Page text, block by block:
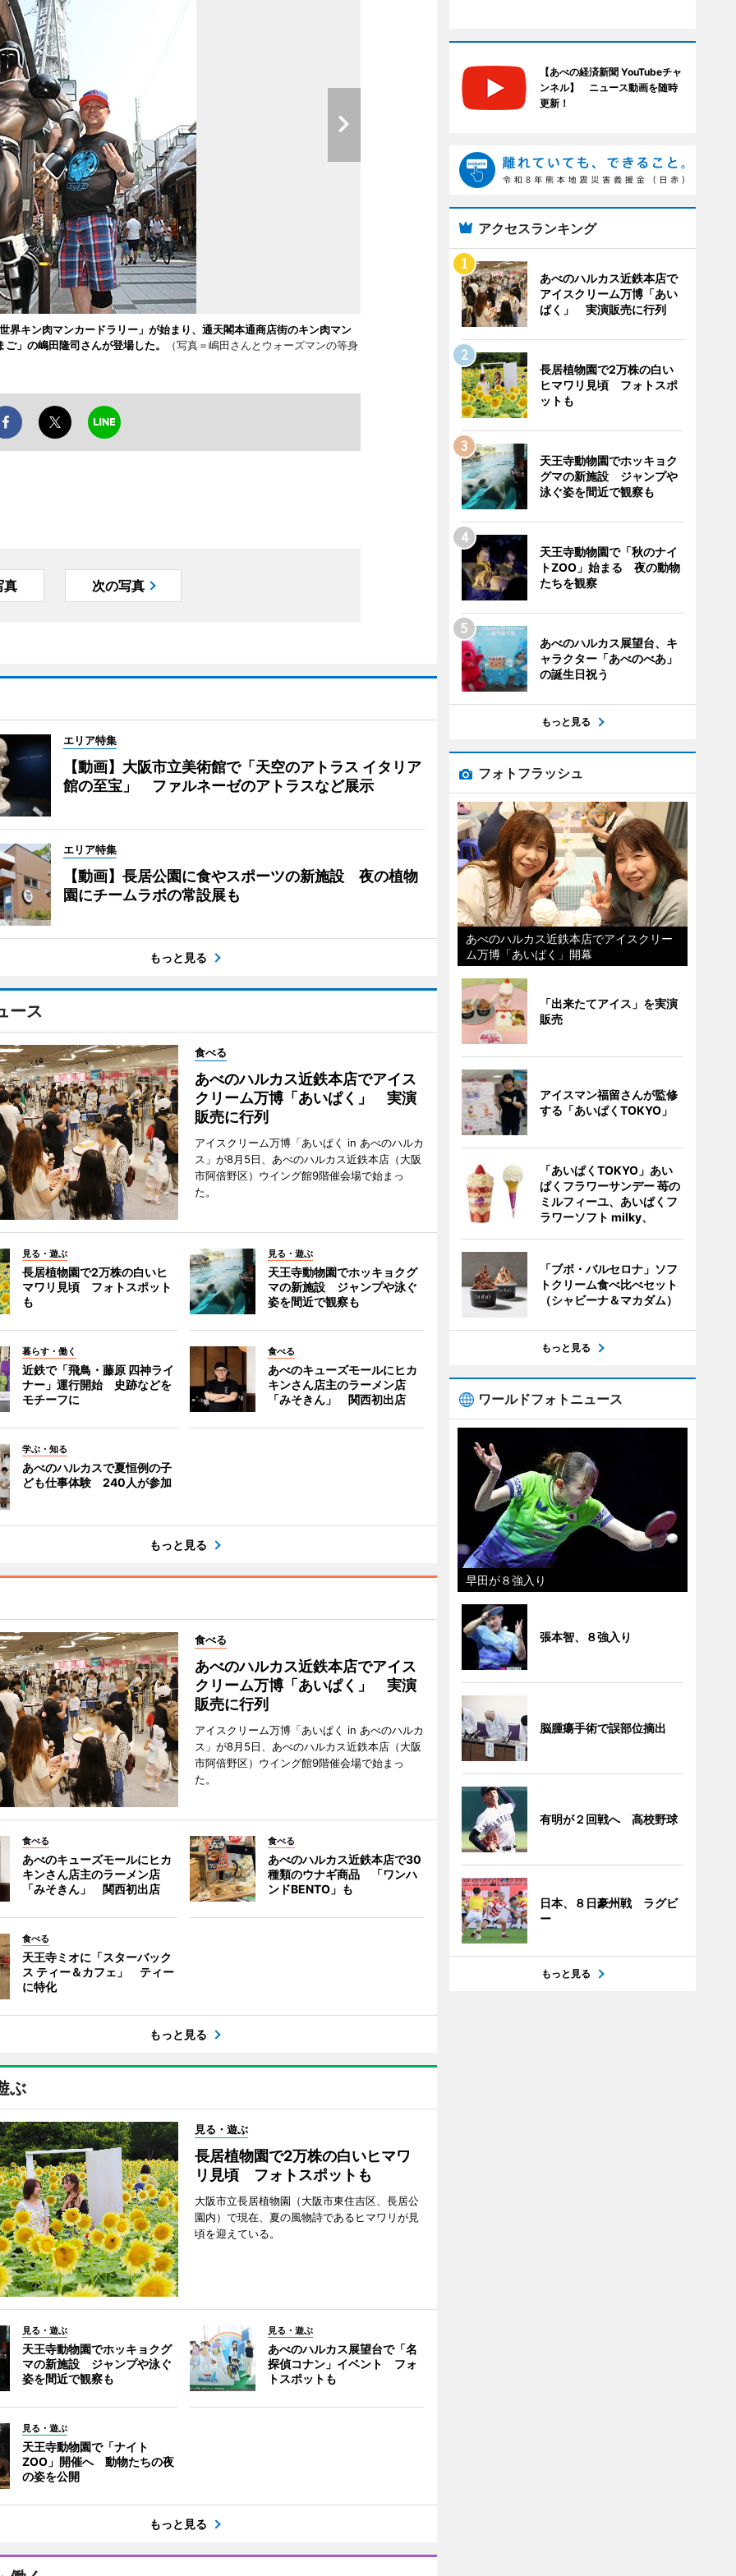
界キン肉マンカードラリー」が始まり、通天閣本通商店街のキン肉マン
」の嶋田隆司さんが登場した。
（写真＝嶋田さんとウォーズマンの等身
真 次の写真
エリア特集
【動画】大阪市立美術館で「天空のアトラス イタリア
館の至宝」 ファルネーゼのアトラスなど展示
エリア特集
【動画】長居公園に食やスポーツの新施設 夜の植物
園にチームラボの常設展も
もっと見る
ース
食べる
あべのハルカス近鉄本店でアイス
クリーム万博「あいぱく」 実演
販売に行列
アイスクリーム万博「あいぱく in あべのハルカ
ス」が8月5日、あべのハルカス近鉄本店（大阪
市阿倍野区）ウイング館9階催会場で始まっ
た。
見る・遊ぶ
長居植物園で2万株の白いヒ
マワリ見頃 フォトスポット
も
見る・遊ぶ
天王寺動物園でホッキョクグ
マの新施設 ジャンプや泳ぐ
姿を間近で観察も
暮らす・働く
近鉄で「飛鳥・藤原 四神ライ
ナー」運行開始 史跡などを
モチーフに
食べる
あべのキューズモールにヒカ
キンさん店主のラーメン店
「みそきん」 関西初出店
学ぶ・知る
あべのハルカスで夏恒例の子
ども仕事体験 240人が参加
もっと見る
食べる
あべのハルカス近鉄本店でアイス
クリーム万博「あいぱく」 実演
販売に行列
アイスクリーム万博「あいぱく in あべのハルカ
ス」が8月5日、あべのハルカス近鉄本店（大阪
市阿倍野区）ウイング館9階催会場で始まっ
た。
食べる
あべのキューズモールにヒカ
キンさん店主のラーメン店
「みそきん」 関西初出店
食べる
あべのハルカス近鉄本店で30
種類のウナギ商品 「ワンハ
ンドBENTO」も
食べる
天王寺ミオに「スターバック
ス ティー＆カフェ」 ティー
に特化
もっと見る
ぶ
見る・遊ぶ
長居植物園で2万株の白いヒマワ
リ見頃 フォトスポットも
大阪市立長居植物園（大阪市東住吉区、長居公
園内）で現在、夏の風物詩であるヒマワリが見
頃を迎えている。
見る・遊ぶ
天王寺動物園でホッキョクグ
マの新施設 ジャンプや泳ぐ
姿を間近で観察も
見る・遊ぶ
あべのハルカス展望台で「名
探偵コナン」イベント フォ
トスポットも
見る・遊ぶ
天王寺動物園で「ナイト
ZOO」開催へ 動物たちの夜
の姿を公開
もっと見る
【あべの経済新聞 YouTubeチャ
ンネル】 ニュース動画を随時
更新！
アクセスランキング
あべのハルカス近鉄本店で
アイスクリーム万博「あい
ぱく」 実演販売に行列
長居植物園で2万株の白い
ヒマワリ見頃 フォトスポ
ットも
天王寺動物園でホッキョク
グマの新施設 ジャンプや
泳ぐ姿を間近で観察も
天王寺動物園で「秋のナイ
トZOO」始まる 夜の動物
たちを観察
あべのハルカス展望台、キ
ャラクター「あべのべあ」
の誕生日祝う
もっと見る
フォトフラッシュ
あべのハルカス近鉄本店でアイスクリー
ム万博「あいぱく」開幕
「出来たてアイス」を実演
販売
アイスマン福留さんが監修
する「あいぱくTOKYO」
「あいぱくTOKYO」あい
ぱくフラワーサンデー 苺の
ミルフィーユ、あいぱくフ
ラワーソフト milky、
「ブボ・バルセロナ」ソフ
トクリーム食べ比べセット
（シャビーナ＆マカダム）
もっと見る
ワールドフォトニュース
早田が８強入り
張本智、８強入り
脳腫瘍手術で誤部位摘出
有明が２回戦へ 高校野球
日本、８日豪州戦 ラグビ
ー
もっと見る